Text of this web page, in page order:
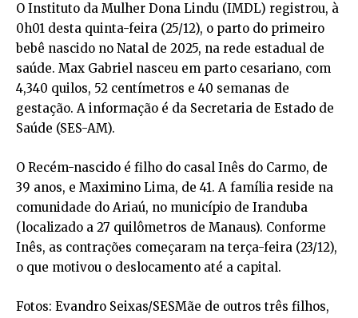
O Instituto da Mulher Dona Lindu (IMDL) registrou, à
0h01 desta quinta-feira (25/12), o parto do primeiro
bebê nascido no Natal de 2025, na rede estadual de
saúde. Max Gabriel nasceu em parto cesariano, com
4,340 quilos, 52 centímetros e 40 semanas de
gestação. A informação é da Secretaria de Estado de
Saúde (SES-AM).
O Recém-nascido é filho do casal Inês do Carmo, de
39 anos, e Maximino Lima, de 41. A família reside na
comunidade do Ariaú, no município de Iranduba
(localizado a 27 quilômetros de Manaus). Conforme
Inês, as contrações começaram na terça-feira (23/12),
o que motivou o deslocamento até a capital.
Fotos: Evandro Seixas/SESMãe de outros três filhos,